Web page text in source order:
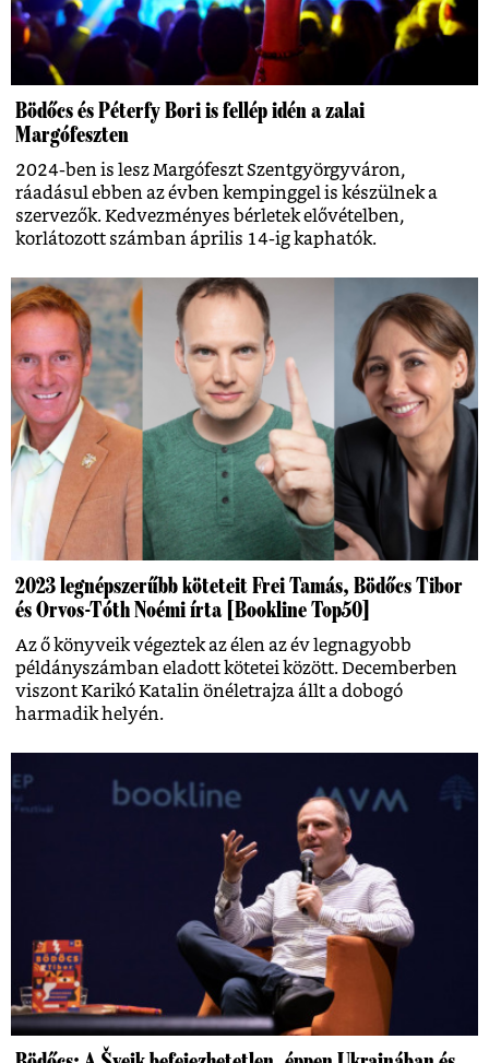
Bödőcs és Péterfy Bori is fellép idén a zalai
Margófeszten
2024-ben is lesz Margófeszt Szentgyörgyváron,
ráadásul ebben az évben kempinggel is készülnek a
szervezők. Kedvezményes bérletek elővételben,
korlátozott számban április 14-ig kaphatók.
2023 legnépszerűbb köteteit Frei Tamás, Bödőcs Tibor
és Orvos-Tóth Noémi írta [Bookline Top50]
Az ő könyveik végeztek az élen az év legnagyobb
példányszámban eladott kötetei között. Decemberben
viszont Karikó Katalin önéletrajza állt a dobogó
harmadik helyén.